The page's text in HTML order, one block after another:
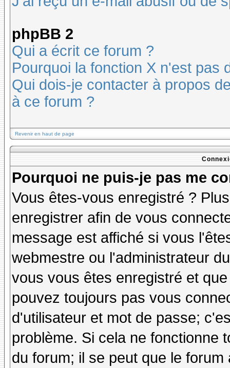
phpBB 2
Qui a écrit ce forum ?
Pourquoi la fonction X n'est pas
Qui dois-je contacter à propos
à ce forum ?
Revenir en haut de page
Pourquoi ne puis-je pas me
Vous êtes-vous enregistré ?
enregistrer afin de vous
message est affiché si vous
webmestre ou l'administrateur
vous vous êtes enregistré et
pouvez toujours pas vous
d'utilisateur et mot de passe;
problème. Si cela ne fonctionne
du forum; il se peut que le